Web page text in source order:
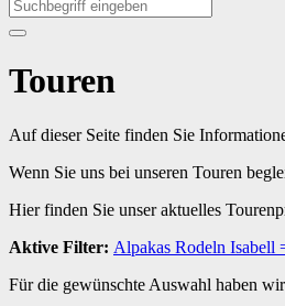
Touren
Auf dieser Seite finden Sie
Wenn Sie uns bei unseren Touren
Hier finden Sie unser aktuelles
Aktive Filter: Alpakas Rodeln Isabell
Für die gewünschte Auswahl haben